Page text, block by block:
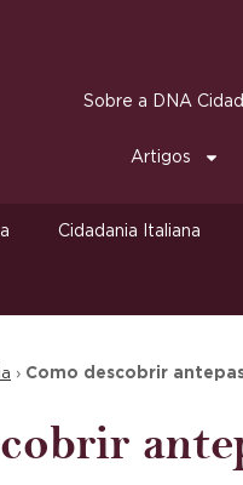
Sobre a DNA
Artigos
Cidadania Italiana
› Como descobrir